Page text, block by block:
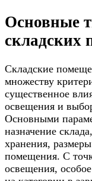
Основные
складских
Складские
множеству
существенное
освещения и
Основными
назначение
хранения,
помещения. С
освещения,